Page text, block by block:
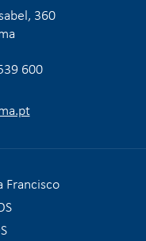
360
600
Francisco